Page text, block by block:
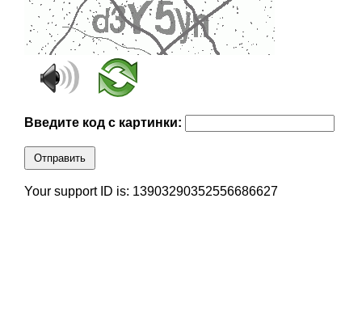
Введите код с картинки:
Отправить
Your support ID is: 13903290352556686627